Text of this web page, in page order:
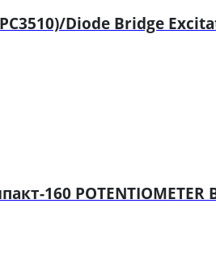
Diode Bridge
160 POTENTIOMETER